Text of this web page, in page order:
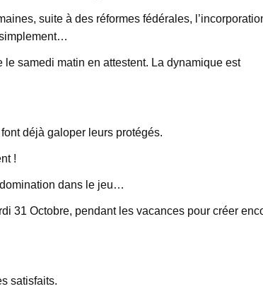
suite à des réformes fédérales,
samedi matin en attestent. La dynamique est
déjà galoper leurs protégés.
!
dans le jeu…
31 Octobre, pendant les vacances pour créer
satisfaits.